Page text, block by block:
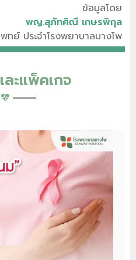
ข้อมูลโดย
พญ.สุภัทศิณี เกษรพิกุล
ทย์ ประจำโรงพยาบาลบางโพ
ะแพ็คเกจ